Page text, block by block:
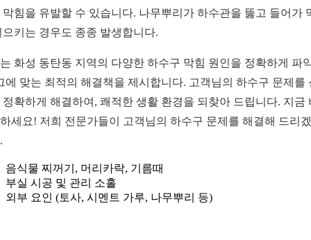
막힘을 유발할 수 있습니다. 나무뿌리가 하수관을 뚫고 들어가
으키는 경우도 종종 발생합니다.
화성 동탄동 지역의 다양한 하수구 막힘 원인을 정확하게 파
에 맞는 최적의 해결책을 제시합니다. 고객님의 하수구 문제를
정확하게 해결하여, 쾌적한 생활 환경을 되찾아 드립니다. 지금
세요! 저희 전문가들이 고객님의 하수구 문제를 해결해 드리
음식물 찌꺼기, 머리카락, 기름때
부실 시공 및 관리 소홀
외부 요인 (토사, 시멘트 가루, 나무뿌리 등)